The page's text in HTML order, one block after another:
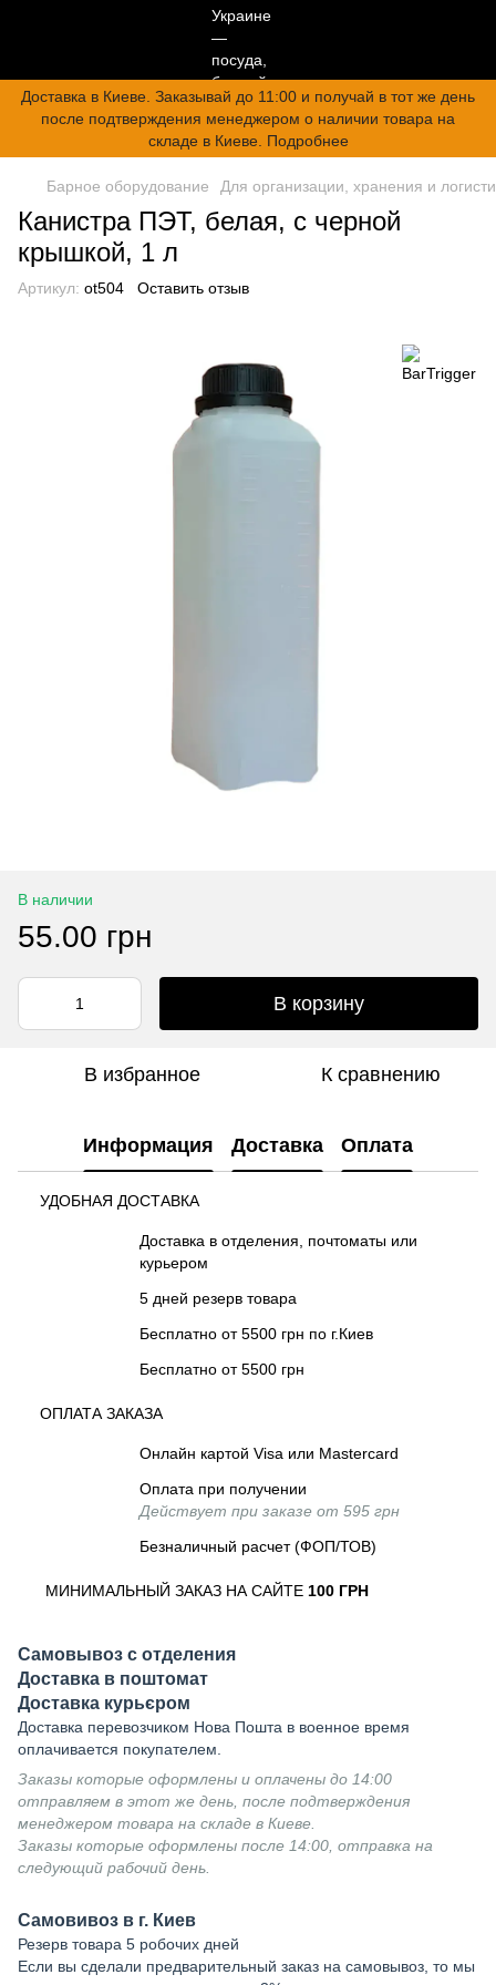
Доставка в Киеве. Заказывай до 11:00 и получай в тот же день
после подтверждения менеджером о наличии товара на
складе в Киеве. Подробнее
Барное оборудование Для организации, хранения и
Канистра ПЭТ, белая, с черной
крышкой, 1 л
Артикул: ot504 Оставить отзыв
В наличии
55.00 грн
В корзину
В избранное К сравнению
Информация Доставка Оплата
УДОБНАЯ ДОСТАВКА
Доставка в отделения, почтоматы или
курьером
5 дней резерв товара
Бесплатно от 5500 грн по г.Киев
Бесплатно от 5500 грн
ОПЛАТА ЗАКАЗА
Онлайн картой Visa или Mastercard
Оплата при получении
Действует при заказе от 595 грн
Безналичный расчет (ФОП/ТОВ)
МИНИМАЛЬНЫЙ ЗАКАЗ НА САЙТЕ 100 ГРН
Самовывоз с отделения
Доставка в поштомат
Доставка курьєром
Доставка перевозчиком Нова Пошта в военное время
оплачивается покупателем.
Заказы которые оформлены и оплачены до 14:00
отправляем в этот же день, после подтверждения
менеджером товара на складе в Киеве.
Заказы которые оформлены после 14:00, отправка на
следующий рабочий день.
Самовивоз в г. Киев
Резерв товара 5 робочих дней
Если вы сделали предварительный заказ на самовывоз, то мы